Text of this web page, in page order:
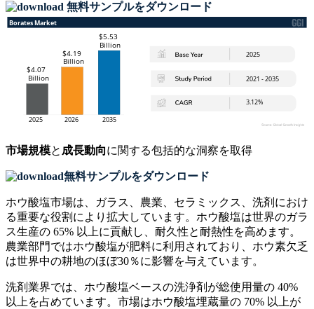
無料サンプルをダウンロード
市場規模と 成長動向に関する包括的な洞察を取得
無料サンプルをダウンロード
ホウ酸塩市場は、ガラス、農業、セラミックス、洗剤におけ
る重要な役割により拡大しています。ホウ酸塩は世界のガラ
ス生産の 65% 以上に貢献し、耐久性と耐熱性を高めます。
農業部門ではホウ酸塩が肥料に利用されており、ホウ素欠乏
は世界中の耕地のほぼ30％に影響を与えています。
洗剤業界では、ホウ酸塩ベースの洗浄剤が総使用量の 40%
以上を占めています。市場はホウ酸塩埋蔵量の 70% 以上が